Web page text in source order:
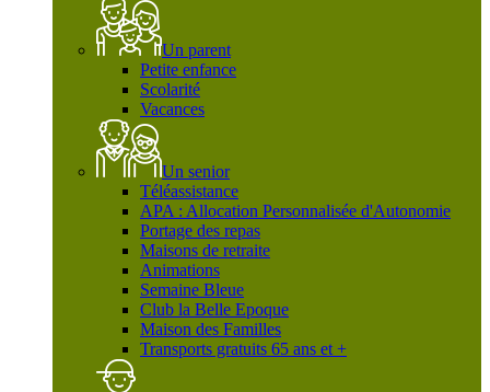
Un parent
Petite enfance
Scolarité
Vacances
Un senior
Téléassistance
APA : Allocation Personnalisée d'Autonomie
Portage des repas
Maisons de retraite
Animations
Semaine Bleue
Club la Belle Epoque
Maison des Familles
Transports gratuits 65 ans et +